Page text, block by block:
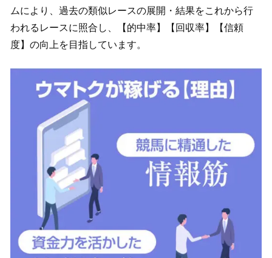
ムにより、過去の類似レースの展開・結果をこれから行
われるレースに照合し、【的中率】【回収率】【信頼
度】の向上を目指しています。